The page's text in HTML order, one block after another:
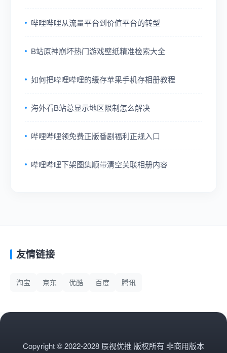
哔哩哔哩从流量平台到价值平台的转型
B站原神崩坏热门游戏壁纸精准检索大全
如何把哔哩哔哩的缓存苹果手机存相册教程
海外看B站总显示地区限制怎么解决
哔哩哔哩领免费正版番剧福利正规入口
哔哩哔哩下架图集顺带清空关联相册内容
友情链接
淘宝 京东 优酷 百度 腾讯
Copyright © 2022-2028 辰视优推 版权所有 非商用版本